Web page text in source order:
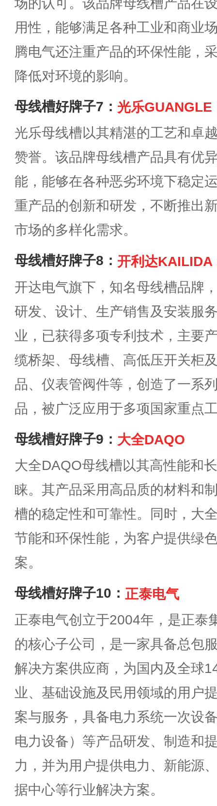
用性，能够满足各种工业和商业
腾电气还注重产品的环保性能，
降低对环境的影响。
母线槽好牌子7： 光乐GUANGLE
光乐母线槽以其精湛的工艺和卓
赞誉。该品牌母线槽产品具有优
能，能够在各种恶劣环境下稳定
重产品的创新和研发，不断推出
市场的多样化需求。
母线槽好牌子8： 开利达KAILIDA
开达电气旗下，知名母线槽品牌
研发、设计、生产销售及安装服
业，已获得多项专利技术，主要
缆桥架、母线槽、高低压开关柜
品、仪表管阀件等，创造了一系
品，被广泛应用于多项国家重点
母线槽好牌子9： 大全DAQO
大全DAQO母线槽以其高性能和
睐。其产品采用高品质的材料和
槽的稳定性和可靠性。同时，大
节能和环保性能，为客户提供绿
案。
母线槽好牌子10： 正泰电气
正泰电气创立于2004年，是正泰
的核心子公司，是一家具备总包
解决方案供应商，为国内及全球
业、基础设施及民用领域的用户
案与服务，具备电力系统一次设
电力设备）等产品研发、制造和
力，并为用户提供电力、新能源
据中心等行业解决方案。